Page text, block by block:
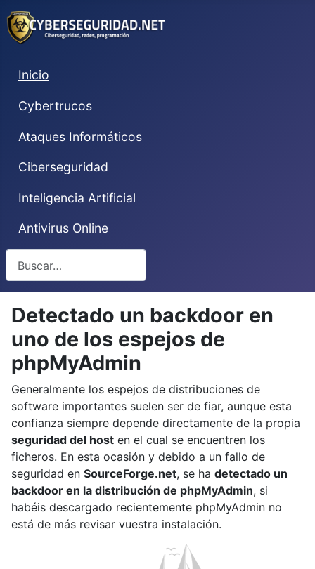
Inicio
Cybertrucos
Ataques Informáticos
Ciberseguridad
Inteligencia Artificial
Antivirus Online
Detectado un backdoor en
uno de los espejos de
phpMyAdmin
Generalmente los espejos de distribuciones de
software importantes suelen ser de fiar, aunque esta
confianza siempre depende directamente de la propia
seguridad del host en el cual se encuentren los
ficheros. En esta ocasión y debido a un fallo de
seguridad en SourceForge.net, se ha detectado un
backdoor en la distribución de phpMyAdmin, si
habéis descargado recientemente phpMyAdmin no
está de más revisar vuestra instalación.